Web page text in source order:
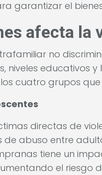
garantizar el
afecta
no
niveles educativos
cuatro grupos
directas de
de abuso entre
tiene un
el riesgo